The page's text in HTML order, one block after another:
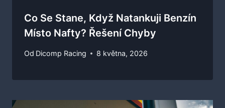
Co Se Stane, Když Natankuji Benzín
Místo Nafty? Řešení Chyby
Od Dicomp Racing 8 května, 2026